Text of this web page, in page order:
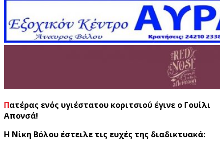
Πατέρας ενός υγιέστατου κοριτσιού έγινε ο Γουίλι
Απονσά!
Η Νίκη Βόλου έστειλε τις ευχές της διαδικτυακά: